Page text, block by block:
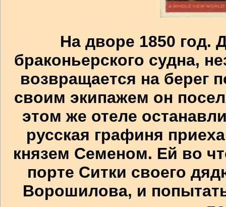
На дворе 1850 год.
браконьерского судна,
возвращается на берег
своим экипажем он
этом же отеле
русская графиня
князем Семеном. Ей во
порте Ситки своего
Ворошилова, и